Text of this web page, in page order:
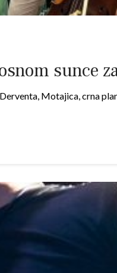
sunce
Motajica, crna